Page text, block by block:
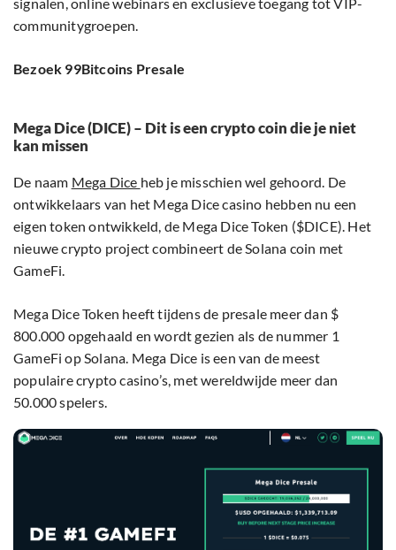
communitygroepen.
Bezoek 99Bitcoins Presale
Mega Dice (DICE) – Dit is een crypto coin die je niet
kan missen
De naam Mega Dice heb je misschien wel gehoord. De
ontwikkelaars van het Mega Dice casino hebben nu een
eigen token ontwikkeld, de Mega Dice Token ($DICE). Het
nieuwe crypto project combineert de Solana coin met
GameFi.
Mega Dice Token heeft tijdens de presale meer dan $
800.000 opgehaald en wordt gezien als de nummer 1
GameFi op Solana. Mega Dice is een van de meest
populaire crypto casino’s, met wereldwijde meer dan
50.000 spelers.